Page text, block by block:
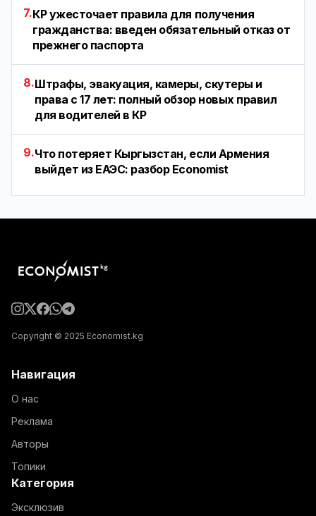
7.КР ужесточает правила для получения
гражданства: введен обязательный отказ от
прежнего паспорта
8.Штрафы, эвакуация, камеры, скутеры и
права с 17 лет: полный обзор новых правил
для водителей в КР
9.Что потеряет Кыргызстан, если Армения
выйдет из ЕАЭС: разбор Economist
Copyright © 2025 Economist.kg
Навигация
О нас
Реклама
Авторы
Топики
Категория
Эксклюзив